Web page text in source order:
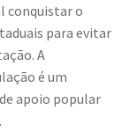
conquistar o
para evitar
A
é um
apoio popular